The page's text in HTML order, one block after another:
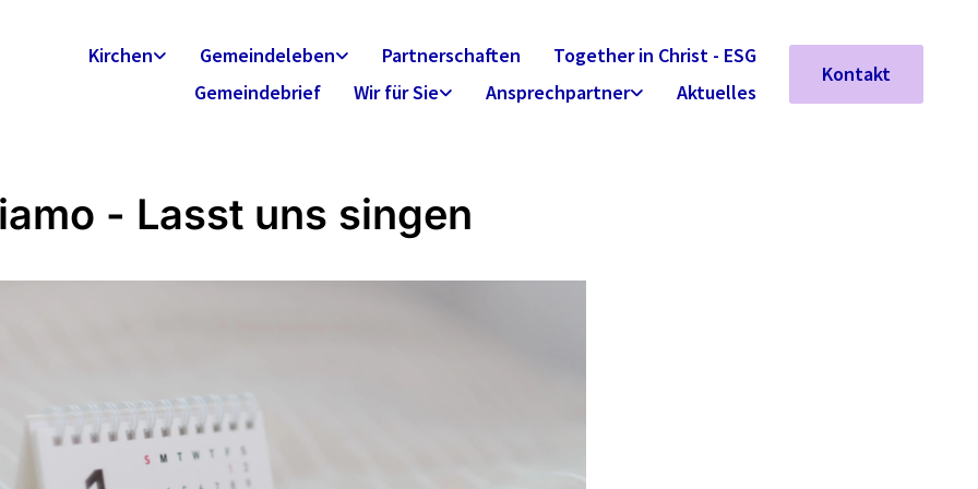
Kirchen Gemeindeleben Partnerschaften
Together in Christ - ESG
Gemeindebrief
Wir für Sie Ansprechpartner Aktuelles
Kontakt
- Lasst uns singen